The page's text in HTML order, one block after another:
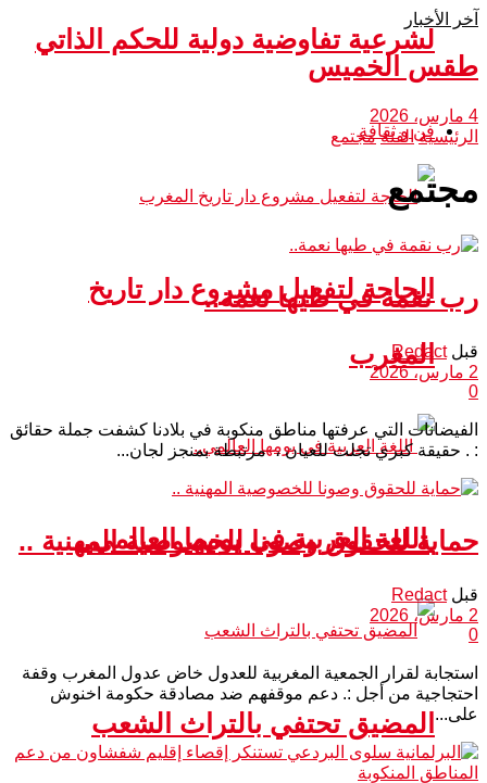
لشرعية تفاوضية دولية للحكم الذاتي
فن و ثقافة
الحاجة لتفعيل مشروع دار تاريخ
المغرب
اللغة العربية في يومها العالمي..
المضيق تحتفي بالتراث الشعب
آخر الأخبار
طقس الخميس
4 مارس، 2026
الرئيسية الفئة مجتمع
مجتمع
رب نقمة في طيها نعمة..
قبل Redact
2 مارس، 2026
0
الفيضانات التي عرفتها مناطق منكوبة في بلادنا كشفت جملة حقائق
: . حقيقة كبري تجلت للعيان ، مرتبطة بمنجز لجان...
حماية للحقوق وصونا للخصوصية المهنية ..
قبل Redact
2 مارس، 2026
0
استجابة لقرار الجمعية المغربية للعدول خاض عدول المغرب وقفة
احتجاجية من أجل :. دعم موقفهم ضد مصادقة حكومة اخنوش
على...